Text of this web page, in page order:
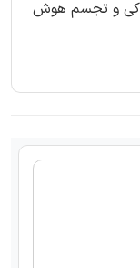
و تجسم هوش